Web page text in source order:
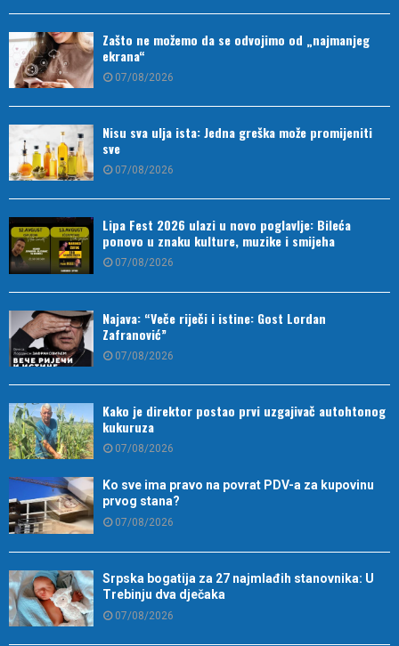
Zašto ne možemo da se odvojimo od „najmanjeg
ekrana“
07/08/2026
Nisu sva ulja ista: Jedna greška može promijeniti
sve
07/08/2026
Lipa Fest 2026 ulazi u novo poglavlje: Bileća
ponovo u znaku kulture, muzike i smijeha
07/08/2026
Najava: “Veče riječi i istine: Gost Lordan
Zafranović”
07/08/2026
Kako je direktor postao prvi uzgajivač autohtonog
kukuruza
07/08/2026
Ko sve ima pravo na povrat PDV-a za kupovinu
prvog stana?
07/08/2026
Srpska bogatija za 27 najmlađih stanovnika: U
Trebinju dva dječaka
07/08/2026